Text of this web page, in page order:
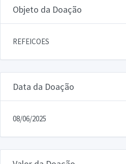
Objeto da Doação
REFEICOES
Data da Doação
08/06/2025